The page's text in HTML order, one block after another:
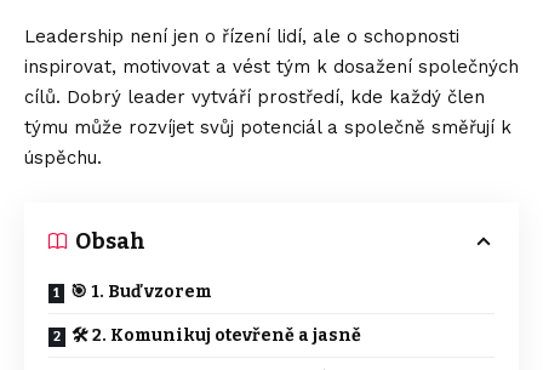
Leadership není jen o řízení lidí, ale o schopnosti
inspirovat, motivovat a vést tým k dosažení společných
cílů. Dobrý leader vytváří prostředí, kde každý člen
týmu může rozvíjet svůj potenciál a společně směřují k
úspěchu.
Obsah
🎯 1. Buď vzorem
🛠️ 2. Komunikuj otevřeně a jasně